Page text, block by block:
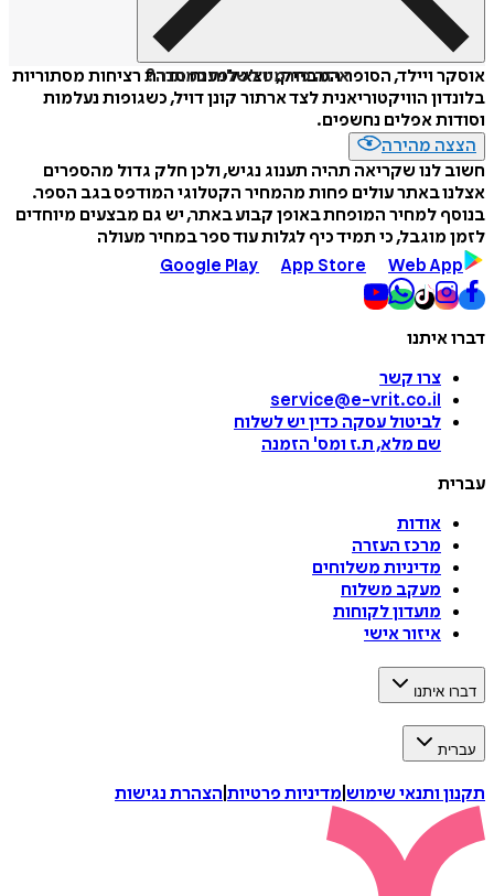
איזה פורמט לשלוח כמתנה?
אוסקר ויילד, הסופר המבריק, יוצא לפענח סדרת רציחות מסתוריות
בלונדון הוויקטוריאנית לצד ארתור קונן דויל, כשגופות נעלמות
וסודות אפלים נחשפים.
הצצה מהירה
חשוב לנו שקריאה תהיה תענוג נגיש, ולכן חלק גדול מהספרים
אצלנו באתר עולים פחות מהמחיר הקטלוגי המודפס בגב הספר.
בנוסף למחיר המופחת באופן קבוע באתר, יש גם מבצעים מיוחדים
לזמן מוגבל, כי תמיד כיף לגלות עוד ספר במחיר מעולה
Google Play
App Store Web App
דברו איתנו
צרו קשר
service@e-vrit.co.il
לביטול עסקה כדין יש לשלוח
שם מלא, ת.ז ומס' הזמנה
עברית
אודות
מרכז העזרה
מדיניות משלוחים
מעקב משלוח
מועדון לקוחות
איזור אישי
דברו איתנו
עברית
תקנון ותנאי שימוש מדיניות פרטיות הצהרת נגישות